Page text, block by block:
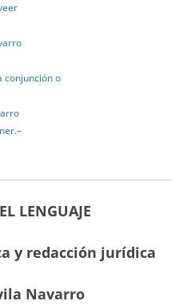
conjunción o
LENGUAJE
y redacción jurídica
Navarro